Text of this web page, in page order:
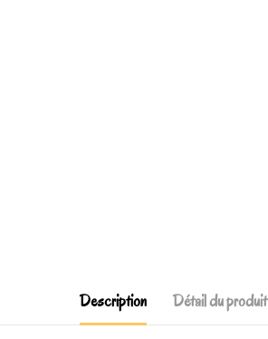
Description Détail du produit